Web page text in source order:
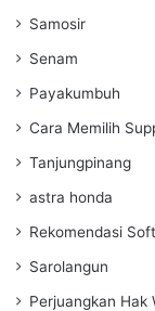
Samosir
Senam
Payakumbuh
Cara Memilih
Tanjungpinang
astra honda
Rekomendasi
Sarolangun
Perjuangkan Hak